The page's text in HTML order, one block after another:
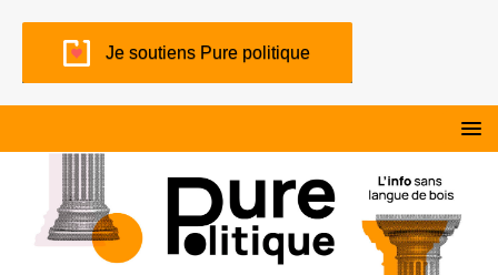
Je soutiens Pure politique